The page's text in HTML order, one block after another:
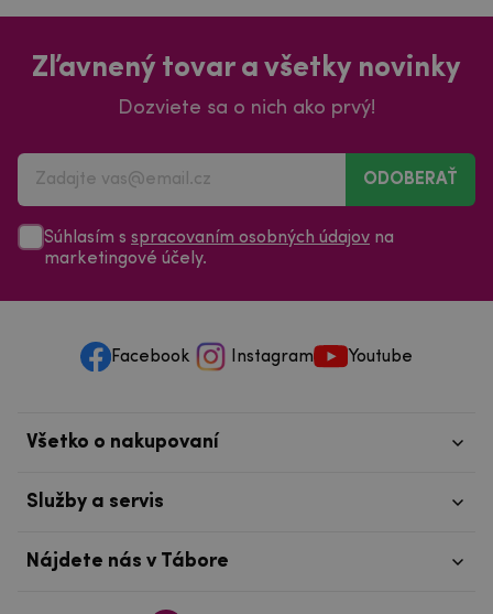
Zľavnený tovar a všetky novinky
Dozviete sa o nich ako prvý!
ODOBERAŤ
Súhlasím s spracovaním osobných údajov na
marketingové účely.
Facebook Instagram Youtube
Všetko o nakupovaní
Služby a servis
Nájdete nás v Tábore